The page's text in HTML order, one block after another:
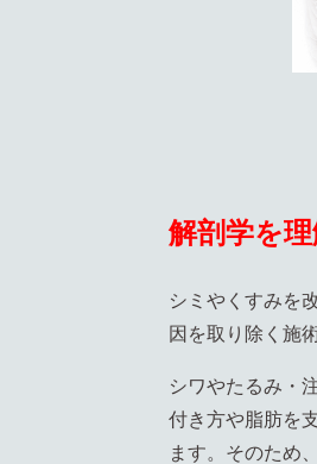
解剖学を
シミやくすみを
因を取り除く施
シワやたるみ・
付き方や脂肪を
ます。そのため